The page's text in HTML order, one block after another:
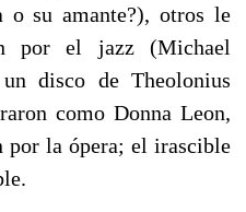
o su amante?), otros le
por el jazz (Michael
disco de Theolonius
como Donna Leon,
por la ópera; el irascible